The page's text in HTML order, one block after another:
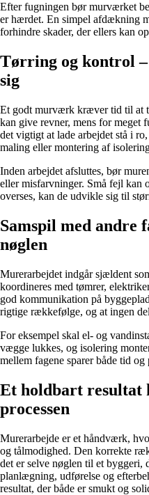
Efter fugningen bør murværket
er hærdet. En simpel afdækning
forhindre skader, der ellers kan
Tørring og kontrol
sig
Et godt murværk kræver tid til at
kan give revner, mens for
det vigtigt at lade arbejdet stå i
maling eller montering af
Inden arbejdet afsluttes, bør
eller misfarvninger. Små fejl kan
overses, kan de udvikle sig til
Samspil med andre
nøglen
Murerarbejdet indgår sjældent
koordineres med tømrer,
god kommunikation på
rigtige rækkefølge, og at ingen
For eksempel skal el- og
vægge lukkes, og isolering
mellem fagene sparer både tid og
Et holdbart
processen
Murerarbejde er et håndværk,
og tålmodighed. Den korrekte
det er selve nøglen til et byggeri,
planlægning, udførelse og
resultat, der både er smukt og